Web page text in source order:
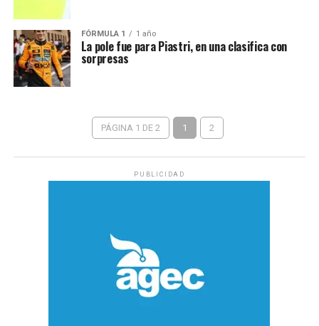
FÓRMULA 1 1 año
La pole fue para Piastri, en una clasifica con
sorpresas
PÁGINA 1 DE 2 1 2
PUBLICIDAD